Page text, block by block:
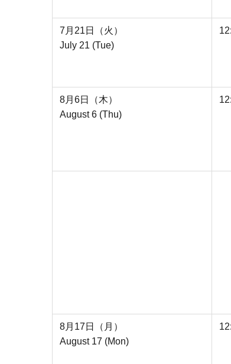
7月21日（火）
July 21 (Tue)
8月6日（木）
August 6 (Thu)
8月17日（月）
August 17 (Mon)